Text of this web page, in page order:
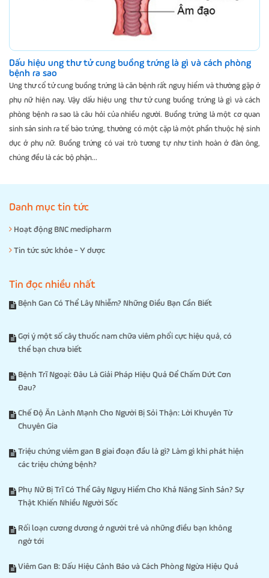
Dấu hiệu ung thư tử cung buồng trứng là gì và cách phòng
bệnh ra sao
Ung thư cổ tử cung buồng trứng là căn bệnh rất nguy hiểm và thường gặp ở
phụ nữ hiện nay. Vậy dấu hiệu ung thư tử cung buồng trứng là gì và cách
phòng bệnh ra sao là câu hỏi của nhiều người. Buồng trứng là một cơ quan
sinh sản sinh ra tế bào trứng, thường có một cặp là một phần thuộc hệ sinh
dục ở phụ nữ. Buồng trứng có vai trò tương tự như tinh hoàn ở đàn ông,
chúng đều là các bộ phận...
Danh mục tin tức
Hoạt động BNC medipharm
Tin tức sức khỏe - Y dược
Tin đọc nhiều nhất
Bệnh Gan Có Thể Lây Nhiễm? Những Điều Bạn Cần Biết
Gợi ý một số cây thuốc nam chữa viêm phổi cực hiệu quả, có
thể bạn chưa biết
Bệnh Trĩ Ngoại: Đâu Là Giải Pháp Hiệu Quả Để Chấm Dứt Cơn
Đau?
Chế Độ Ăn Lành Mạnh Cho Người Bị Sỏi Thận: Lời Khuyên Từ
Chuyên Gia
Triệu chứng viêm gan B giai đoạn đầu là gì? Làm gì khi phát hiện
các triệu chứng bệnh?
Phụ Nữ Bị Trĩ Có Thể Gây Nguy Hiểm Cho Khả Năng Sinh Sản? Sự
Thật Khiến Nhiều Người Sốc
Rối loạn cương dương ở người trẻ và những điều bạn không
ngờ tới
Viêm Gan B: Dấu Hiệu Cảnh Báo và Cách Phòng Ngừa Hiệu Quả